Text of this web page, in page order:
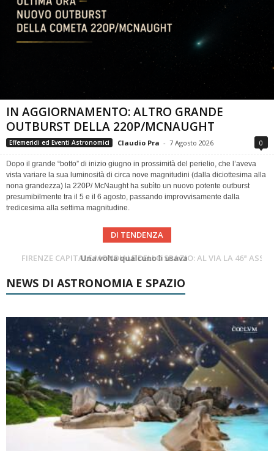
IN AGGIORNAMENTO: ALTRO GRANDE
OUTBURST DELLA 220P/MCNAUGHT
Effemeridi ed Eventi Astronomici Claudio Pra - 7 Agosto 2026 0
Dopo il grande “botto” di inizio giugno in prossimità del perielio, che l’aveva
vista variare la sua luminosità di circa nove magnitudini (dalla diciottesima alla
nona grandezza) la 220P/ McNaught ha subìto un nuovo potente outburst
presumibilmente tra il 5 e il 6 agosto, passando improvvisamente dalla
tredicesima alla settima magnitudine.
DI TENDENZA
FIRENZE CAPITALE MONDIALE DELLO SPAZIO: AL VIA LA 46ª ASSEMBLEA SCIENTIFICA DEL COSPAR
Cielo del Mese di Agosto 2026
NEWS DI ASTRONOMIA E SPAZIO